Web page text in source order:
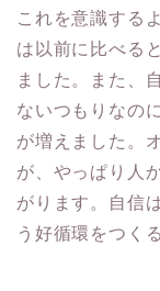
これを意識する
は以前に比べる
ました。また、
ないつもりなの
が増えました。
が、やっぱり人
がります。自信
う好循環をつく